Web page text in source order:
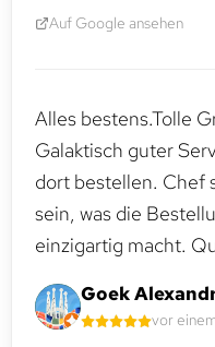
Auf Google ansehen
Alles bestens.Tolle
Galaktisch guter
dort bestellen. Chef
sein, was die
einzigartig macht.
Goek
vor